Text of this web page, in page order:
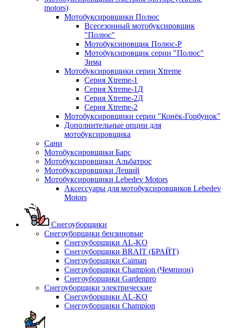
motors)
Мотобуксировщики Полюс
Всесезонный мотобуксировщик
"Полюс"
Мотобуксировщик Полюс-Р
Мотобуксировщик серии "Полюс"
Зима
Мотобуксировщики серии Xtreme
Серия Xtreme-1
Серия Xtreme-1Д
Серия Xtreme-2Д
Серия Xtreme-2
Мотобуксировщики серии "Конёк-Горбунок"
Дополнительные опции для
мотобуксировщика
Сани
Мотобуксировщики Барс
Мотобуксировщики Альбатрос
Мотобуксировщики Леший
Мотобуксировщики Lebedev Motors
Аксессуары для мотобуксировщиков Lebedev
Motors
Снегоуборщики
Снегоуборщики бензиновые
Снегоуборщики AL-KO
Снегоуборщики BRAIT (БРАЙТ)
Снегоуборщики Caiman
Снегоуборщики Champion (Чемпион)
Снегоуборщики Gardenpro
Снегоуборщики электрические
Снегоуборщики AL-KO
Снегоуборщики Champion